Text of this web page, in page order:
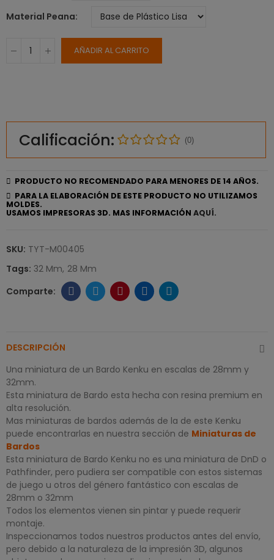
Material Peana
AÑADIR AL CARRITO
Calificación: (0)
PRODUCTO NO RECOMENDADO PARA MENORES DE 14 AÑOS.
PARA LA ELABORACIÓN DE ESTE PRODUCTO NO UTILIZAMOS
MOLDES.
USAMOS IMPRESORAS 3D. MAS INFORMACIÓN AQUÍ.
SKU: TYT-M00405
Tags: 32 Mm 28 Mm
DESCRIPCIÓN
Una miniatura de un Bardo Kenku en escalas de 28mm y
32mm.
Esta miniatura de Bardo esta hecha con resina premium en
alta resolución.
Mas miniaturas de bardos además de la de este Kenku
puede encontrarlas en nuestra sección de Miniaturas de
Bardos
Esta miniatura de Bardo Kenku no es una miniatura de DnD o
Pathfinder, pero pudiera ser compatible con estos sistemas
de juego u otros del género fantástico con escalas de
28mm o 32mm
Todos los elementos vienen sin pintar y puede requerir
montaje.
Inspeccionamos todos nuestros productos antes del envío,
pero debido a la naturaleza de la impresión 3D, algunos